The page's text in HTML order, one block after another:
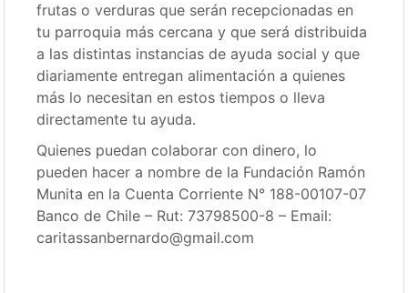
frutas o verduras que serán recepcionadas en
tu parroquia más cercana y que será distribuida
a las distintas instancias de ayuda social y que
diariamente entregan alimentación a quienes
más lo necesitan en estos tiempos o lleva
directamente tu ayuda.
Quienes puedan colaborar con dinero, lo
pueden hacer a nombre de la Fundación Ramón
Munita en la Cuenta Corriente N° 188-00107-07
Banco de Chile – Rut: 73798500-8 – Email:
caritassanbernardo@gmail.com